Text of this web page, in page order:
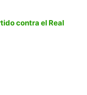
contra el Real